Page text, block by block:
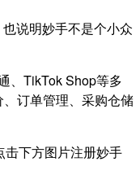
说明妙手不是个小众
、TikTok Shop等多
订单管理、采购仓储
下方图片注册妙手